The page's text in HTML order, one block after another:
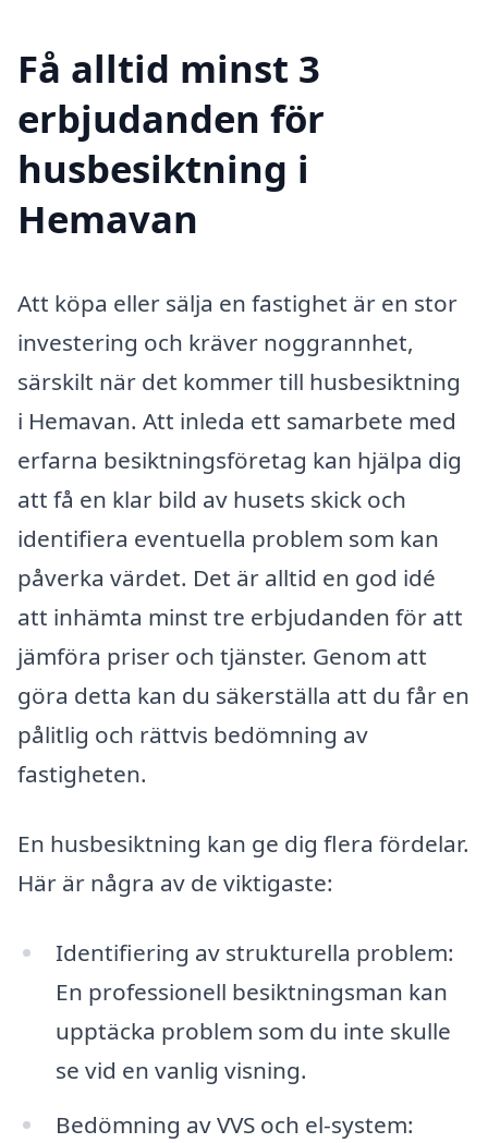
Få alltid minst 3
erbjudanden för
husbesiktning i
Hemavan
Att köpa eller sälja en fastighet är en stor
investering och kräver noggrannhet,
särskilt när det kommer till husbesiktning
i Hemavan. Att inleda ett samarbete med
erfarna besiktningsföretag kan hjälpa dig
att få en klar bild av husets skick och
identifiera eventuella problem som kan
påverka värdet. Det är alltid en god idé
att inhämta minst tre erbjudanden för att
jämföra priser och tjänster. Genom att
göra detta kan du säkerställa att du får en
pålitlig och rättvis bedömning av
fastigheten.
En husbesiktning kan ge dig flera fördelar.
Här är några av de viktigaste:
Identifiering av strukturella problem:
En professionell besiktningsman kan
upptäcka problem som du inte skulle
se vid en vanlig visning.
Bedömning av VVS och el-system: